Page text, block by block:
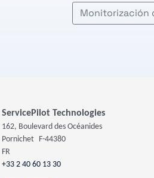
Monitorización
ServicePilot Technologies
162, Boulevard des Océanides
Pornichet F-44380
FR
+33 2 40 60 13 30